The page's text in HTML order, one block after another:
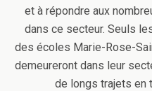
et à répondre aux
dans ce secteur. Seuls
des écoles Marie-Rose-
demeureront dans leur
de longs trajets en